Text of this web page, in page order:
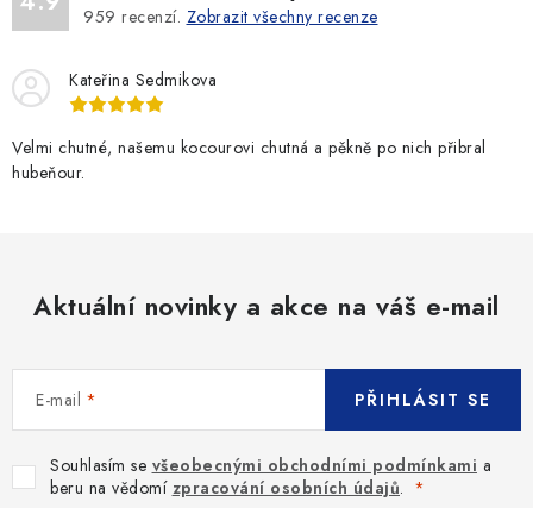
959 recenzí. Zobrazit všechny recenze
Kateřina Sedmikova
Velmi chutné, našemu kocourovi chutná a pěkně po nich přibral
hubeňour.
Aktuální novinky a akce na váš e-mail
E-mail
Souhlasím se všeobecnými obchodními podmínkami a
beru na vědomí zpracování osobních údajů.
PŘIHLÁSIT SE